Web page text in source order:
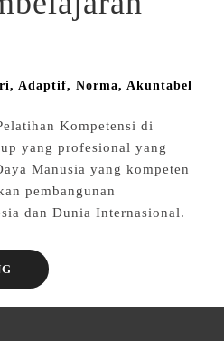
Adaptif, Norma, Akuntabel
Kompetensi di
yang profesional yang
Manusia yang kompeten
pembangunan
dan Dunia Internasional.